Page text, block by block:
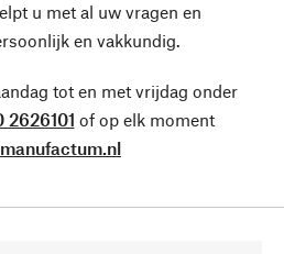
u met al uw vragen en
en vakkundig.
tot en met vrijdag onder
2626101 of op elk moment